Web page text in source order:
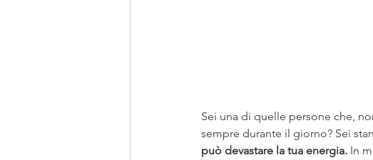
Sei una di quelle persone che,
sempre durante il giorno? Sei
può devastare la tua energia. In